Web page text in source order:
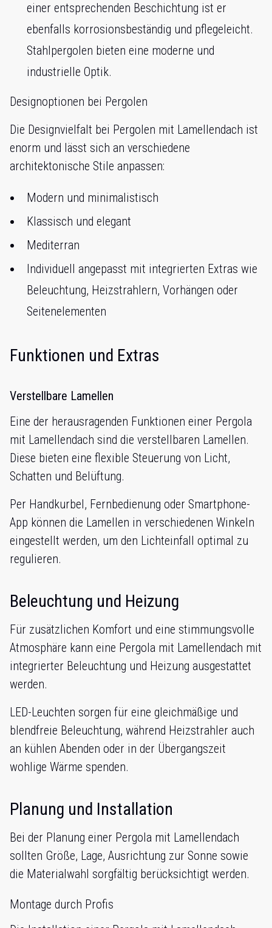
einer entsprechenden Beschichtung ist er
ebenfalls korrosionsbeständig und pflegeleicht.
Stahlpergolen bieten eine moderne und
industrielle Optik.
Designoptionen bei Pergolen
Die Designvielfalt bei Pergolen mit Lamellendach ist
enorm und lässt sich an verschiedene
architektonische Stile anpassen:
Modern und minimalistisch
Klassisch und elegant
Mediterran
Individuell angepasst mit integrierten Extras wie
Beleuchtung, Heizstrahlern, Vorhängen oder
Seitenelementen
Funktionen und Extras
Verstellbare Lamellen
Eine der herausragenden Funktionen einer Pergola
mit Lamellendach sind die verstellbaren Lamellen.
Diese bieten eine flexible Steuerung von Licht,
Schatten und Belüftung.
Per Handkurbel, Fernbedienung oder Smartphone-
App können die Lamellen in verschiedenen Winkeln
eingestellt werden, um den Lichteinfall optimal zu
regulieren.
Beleuchtung und Heizung
Für zusätzlichen Komfort und eine stimmungsvolle
Atmosphäre kann eine Pergola mit Lamellendach mit
integrierter Beleuchtung und Heizung ausgestattet
werden.
LED-Leuchten sorgen für eine gleichmäßige und
blendfreie Beleuchtung, während Heizstrahler auch
an kühlen Abenden oder in der Übergangszeit
wohlige Wärme spenden.
Planung und Installation
Bei der Planung einer Pergola mit Lamellendach
sollten Größe, Lage, Ausrichtung zur Sonne sowie
die Materialwahl sorgfältig berücksichtigt werden.
Montage durch Profis